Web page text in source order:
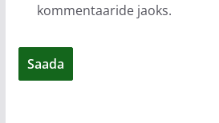
kommentaaride jaoks.